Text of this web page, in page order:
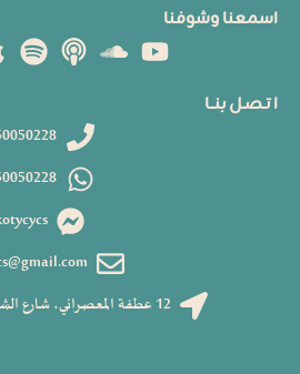
ا تـصـل بنــا
12 عطفة المعصراني، شارع الشهيد يسري راغب - أسيوط
اسمعنا وشوفنا